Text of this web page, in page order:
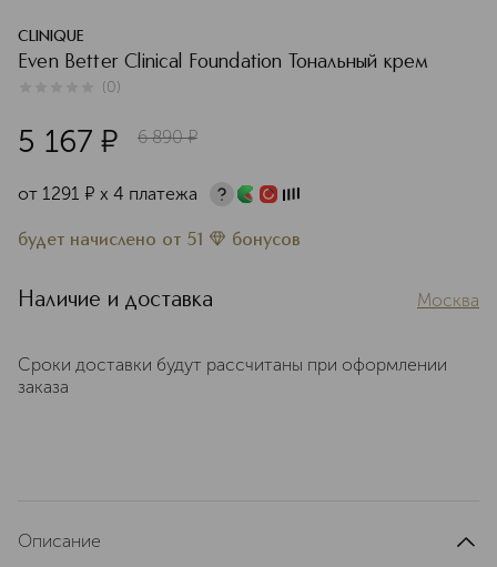
CLINIQUE
Even Better Clinical Foundation Тональный крем
(0)
5 167 ¤ 6 890 ¤
от 1291 ¤ х 4 платежа
будет начислено от 51 бонусов
Наличие и доставка Москва
Сроки доставки будут рассчитаны при оформлении
заказа
Описание